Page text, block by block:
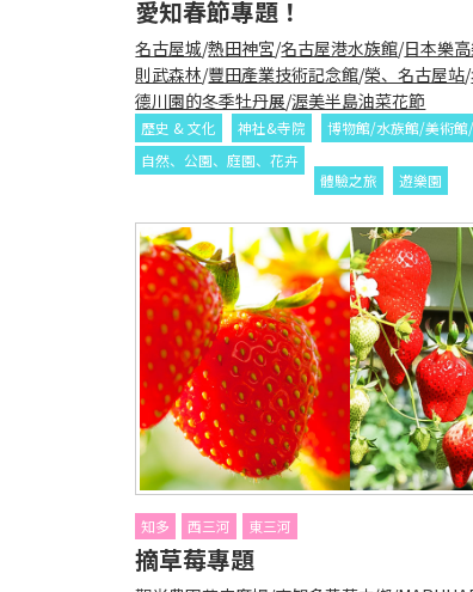
愛知春節專題！
名古屋城/熱田神宮/名古屋港水族館/日本樂
則武森林/豐田產業技術記念館/榮、名古屋站/
德川園的冬季牡丹展/渥美半島油菜花節
歷史 & 文化 神社&寺院 博物館/水族館/美術館
自然、公園、庭園、花卉
體驗之旅
遊樂園
知多 西三河 東三河
摘草莓專題